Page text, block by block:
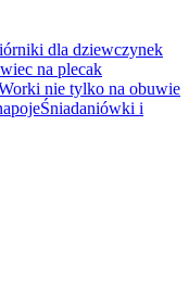
dla dziewczynek
na plecak
nie tylko na obuwie
Śniadaniówki i